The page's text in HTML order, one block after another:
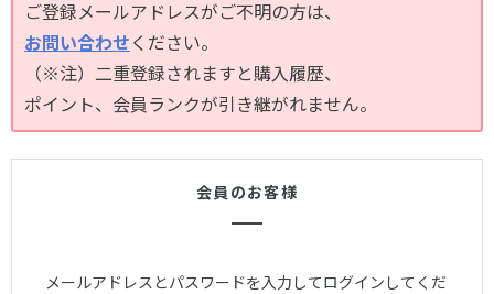
ご登録メールアドレスがご不明の方は、
お問い合わせください。
（※注）二重登録されますと購入履歴、
ポイント、会員ランクが引き継がれません。
会員のお客様
メールアドレスとパスワードを入力してログインしてくだ